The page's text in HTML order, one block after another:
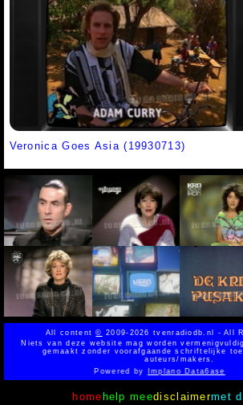
Veronica Goes Asia (19930713)
All content© 2009-2026 tvenradiodb.nl - All
Niets van deze website mag worden
gemaakt zonder voorafgaande schriftelijke
auteurs/makers.
Powered byImplano
homehelp meedisclaimermet